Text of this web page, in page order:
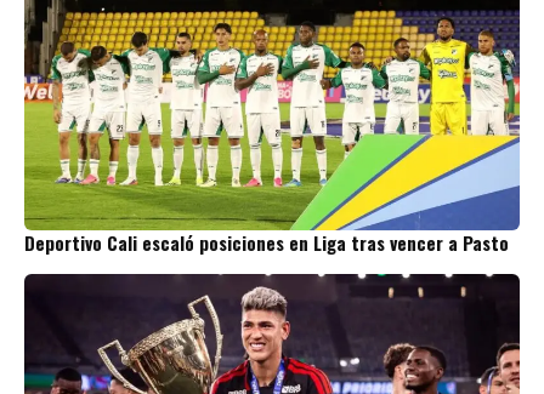
Deportivo Cali escaló posiciones en Liga tras vencer a Pasto